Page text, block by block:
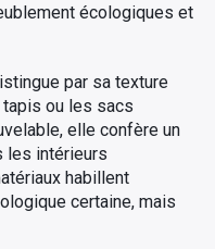
écologiques et
par sa texture
ou les sacs
elle confère un
les intérieurs
habillent
certaine, mais